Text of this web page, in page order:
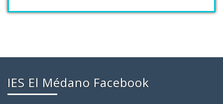
IES El Médano Facebook